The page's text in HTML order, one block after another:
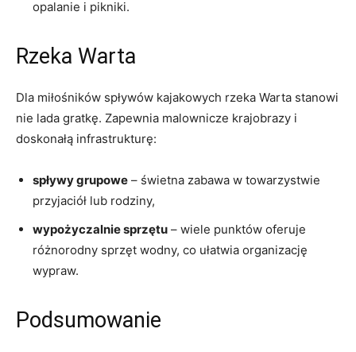
opalanie i pikniki.
Rzeka Warta
Dla miłośników spływów kajakowych rzeka Warta stanowi
nie lada gratkę. Zapewnia malownicze krajobrazy i
doskonałą infrastrukturę:
spływy grupowe – świetna zabawa w towarzystwie
przyjaciół lub rodziny,
wypożyczalnie sprzętu – wiele punktów oferuje
różnorodny sprzęt wodny, co ułatwia organizację
wypraw.
Podsumowanie